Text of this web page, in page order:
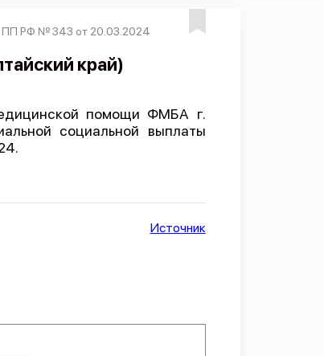
ПП РФ № 343 от 20.03.2024
край)
помощи ФМБА г.
социальной выплаты
Источник